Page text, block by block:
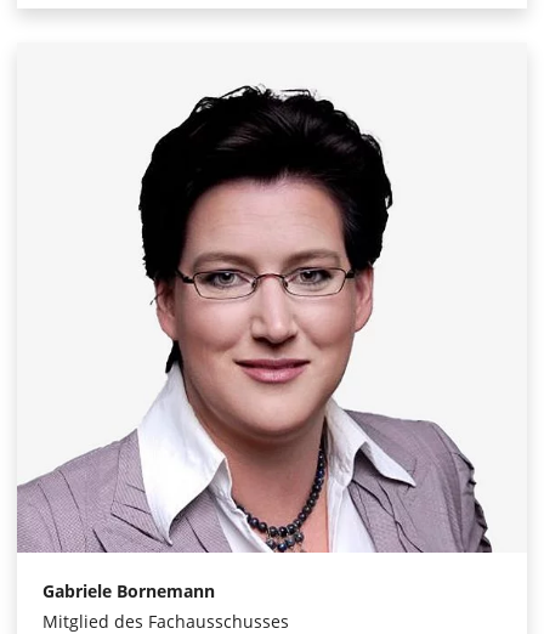
Gabriele Bornemann
Mitglied des Fachausschusses